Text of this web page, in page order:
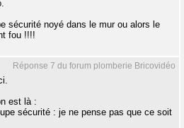
sécurité noyé dans le mur ou alors le
fou !!!!
Réponse 7 du forum plomberie Bricovidéo
est là :
sécurité : je ne pense pas que ce soit